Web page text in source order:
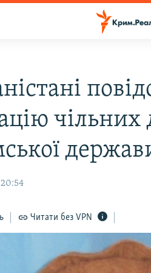
чільних
Читати без VPN